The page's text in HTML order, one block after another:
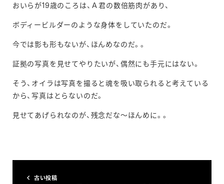
おいらが19歳のころは、Ａ君の数倍筋肉があり、
ボディービルダーのような身体をしていたのだ。
今では影も形もないが、ほんめなのだ。。
証拠の写真を見せてやりたいが、偶然にも手元にはない。
そう、オイラは写真を撮ると魂を吸い取られると考えている
から、写真はとらないのだ。
見せてあげられなのが、残念だな～ほんめに。。
古い投稿